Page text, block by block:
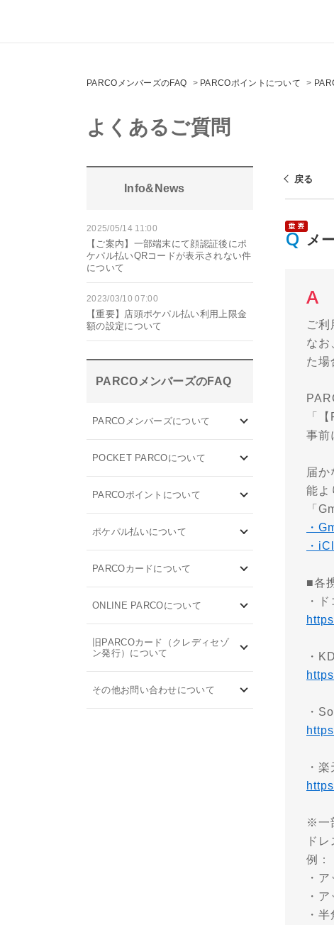
PARCOメンバーズのFAQ > PARCOポイントについて >
よくあるご質問
Info&News
2025/05/14 11:00
【ご案内】一部端末にて顔認証後にポ
ケパル払いQRコードが表示されない件
について
2023/03/10 07:00
【重要】店頭ポケパル払い利用上限金
額の設定について
PARCOメンバーズのFAQ
PARCOメンバーズについて
POCKET PARCOについて
PARCOポイントについて
ポケパル払いについて
PARCOカードについて
ONLINE PARCOについて
旧PARCOカード（クレディセゾ
ン発行）について
その他お問い合わせについて
戻る
メ
ご利
なお
た場
「
事前
届か
能よ
「
・
・
■各
・
・
・
・
※一
ド
例：
・
・
・